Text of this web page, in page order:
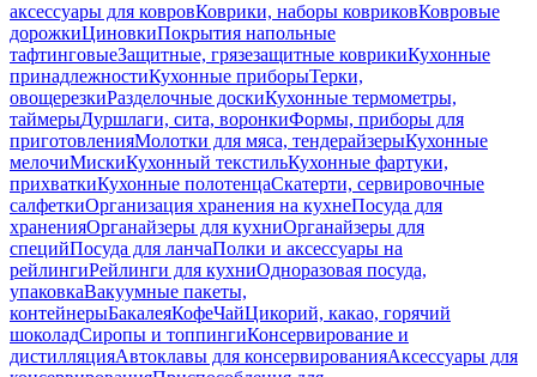
аксессуары для ковровКоврики, наборы ковриковКовровые
дорожкиЦиновкиПокрытия напольные
тафтинговыеЗащитные, грязезащитные коврикиКухонные
принадлежностиКухонные приборыТерки,
овощерезкиРазделочные доскиКухонные термометры,
таймерыДуршлаги, сита, воронкиФормы, приборы для
приготовленияМолотки для мяса, тендерайзерыКухонные
мелочиМискиКухонный текстильКухонные фартуки,
прихваткиКухонные полотенцаСкатерти, сервировочные
салфеткиОрганизация хранения на кухнеПосуда для
храненияОрганайзеры для кухниОрганайзеры для
специйПосуда для ланчаПолки и аксессуары на
рейлингиРейлинги для кухниОдноразовая посуда,
упаковкаВакуумные пакеты,
контейнерыБакалеяКофеЧайЦикорий, какао, горячий
шоколадСиропы и топпингиКонсервирование и
дистилляцияАвтоклавы для консервированияАксессуары для